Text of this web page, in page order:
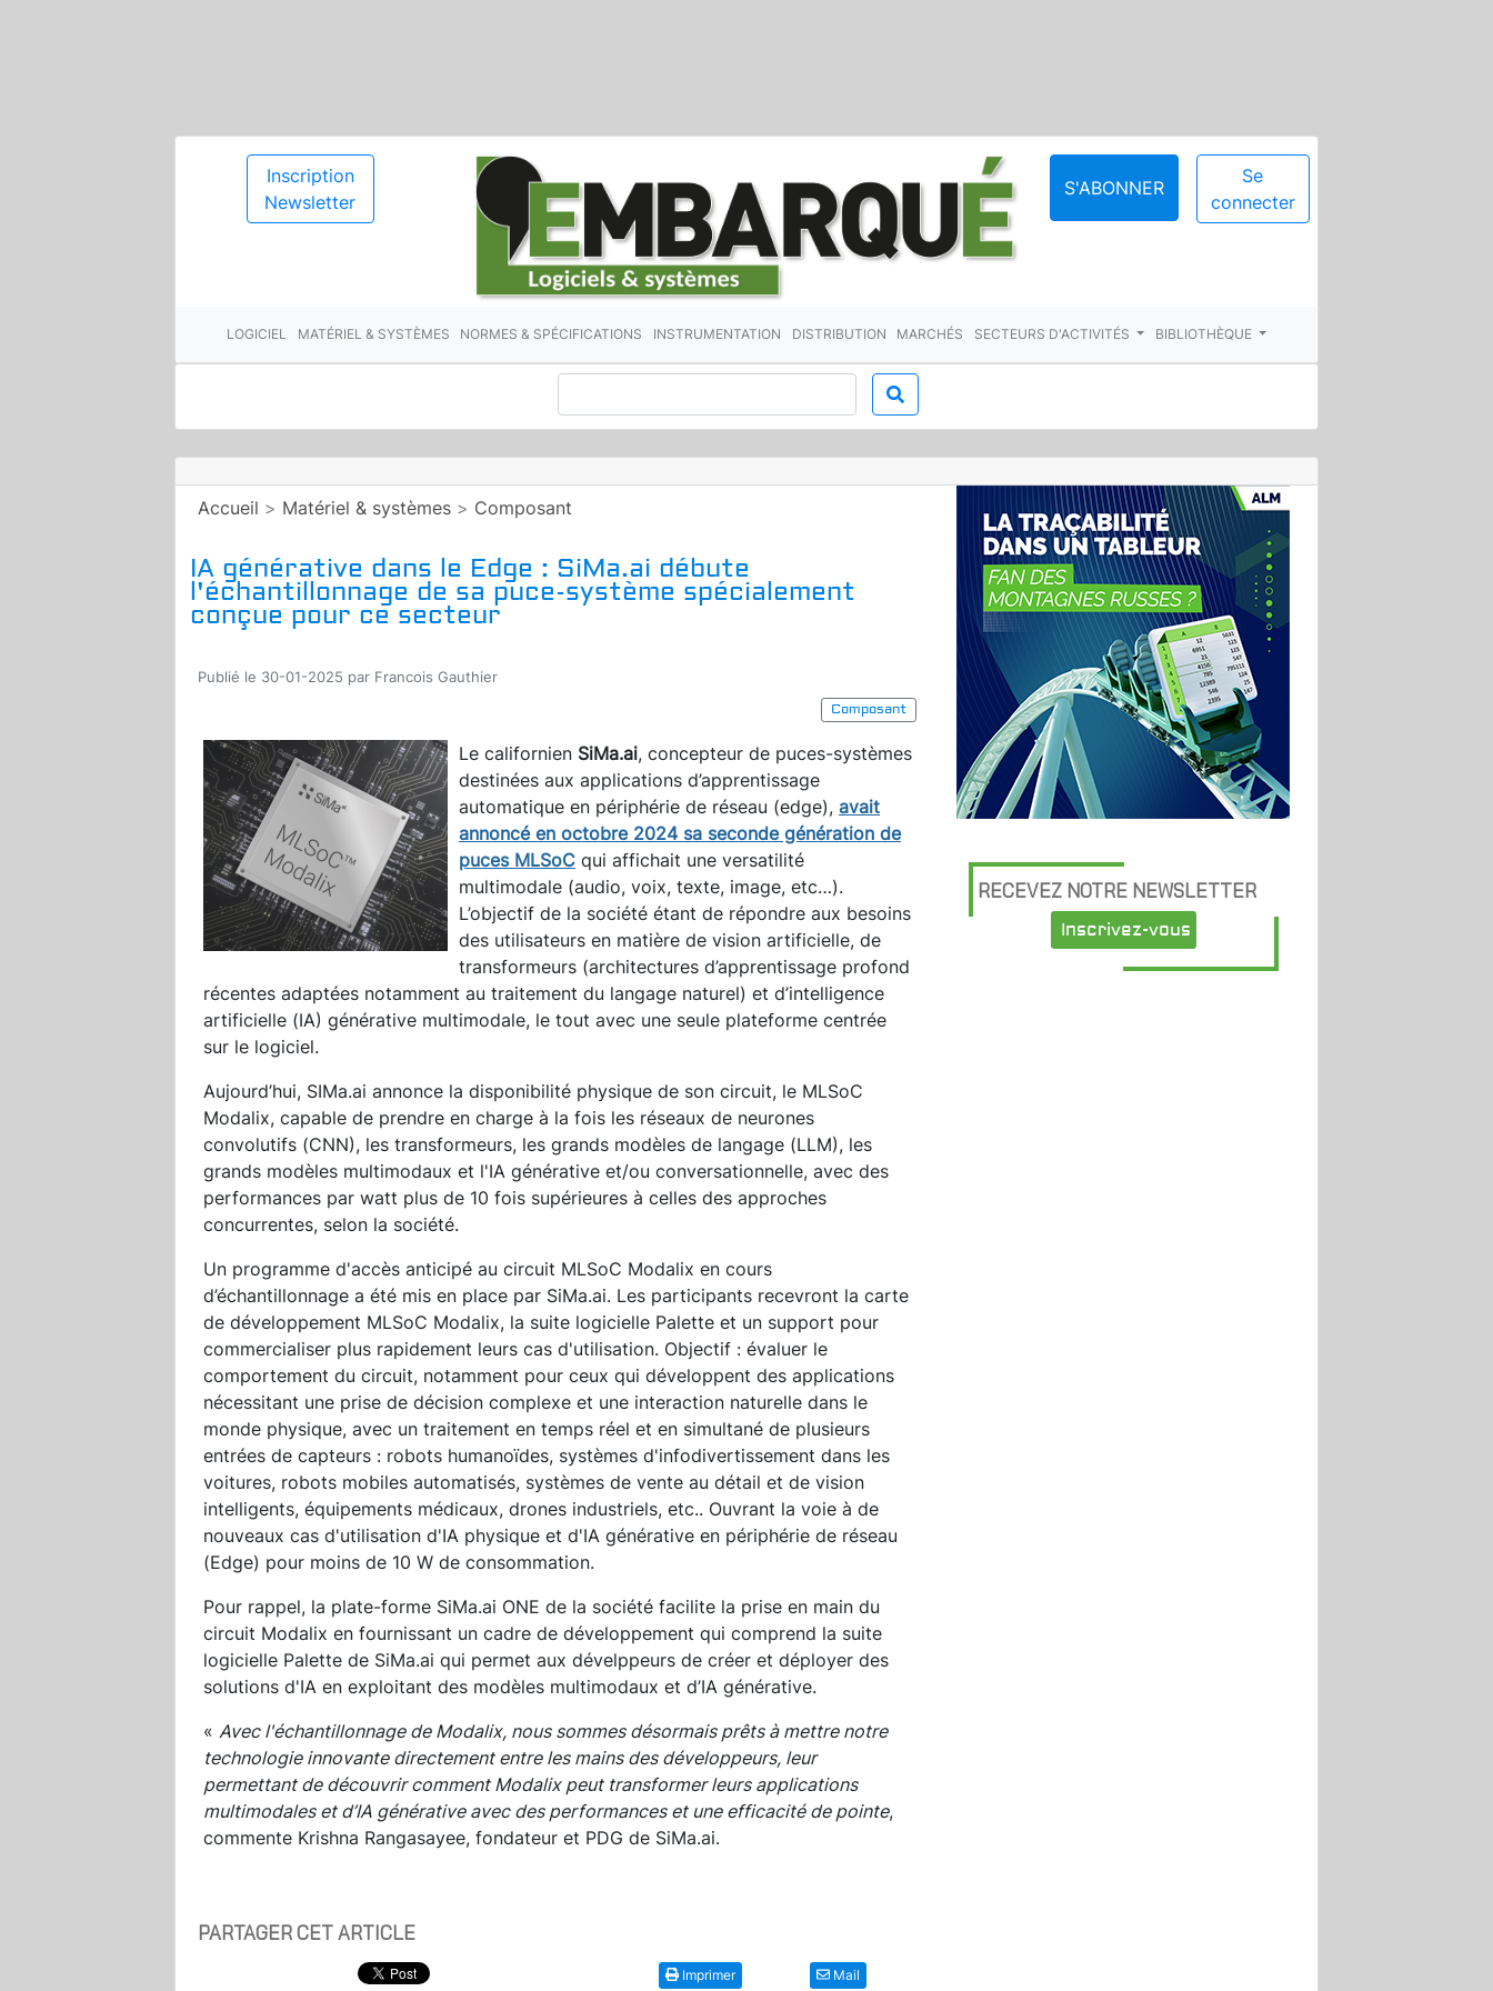
Inscription
Newsletter
S'ABONNER
Se
connecter
LOGICIEL MATÉRIEL & SYSTÈMES NORMES & SPÉCIFICATIONS INSTRUMENTATION DISTRIBUTION MARCHÉS SECTEURS D'ACTIVITÉS BIBLIOTHÈQUE
Accueil > Matériel & systèmes > Composant
IA générative dans le Edge : SiMa.ai débute
l'échantillonnage de sa puce-système spécialement
conçue pour ce secteur
Publié le 30-01-2025 par Francois Gauthier
Composant
Le californien SiMa.ai, concepteur de puces-systèmes
destinées aux applications d’apprentissage
automatique en périphérie de réseau (edge), avait
annoncé en octobre 2024 sa seconde génération de
puces MLSoC qui affichait une versatilité
multimodale (audio, voix, texte, image, etc…).
L’objectif de la société étant de répondre aux besoins
des utilisateurs en matière de vision artificielle, de
transformeurs (architectures d’apprentissage profond
récentes adaptées notamment au traitement du langage naturel) et d’intelligence
artificielle (IA) générative multimodale, le tout avec une seule plateforme centrée
sur le logiciel.
Aujourd’hui, SIMa.ai annonce la disponibilité physique de son circuit, le MLSoC
Modalix, capable de prendre en charge à la fois les réseaux de neurones
convolutifs (CNN), les transformeurs, les grands modèles de langage (LLM), les
grands modèles multimodaux et l'IA générative et/ou conversationnelle, avec des
performances par watt plus de 10 fois supérieures à celles des approches
concurrentes, selon la société.
Un programme d'accès anticipé au circuit MLSoC Modalix en cours
d’échantillonnage a été mis en place par SiMa.ai. Les participants recevront la carte
de développement MLSoC Modalix, la suite logicielle Palette et un support pour
commercialiser plus rapidement leurs cas d'utilisation. Objectif : évaluer le
comportement du circuit, notamment pour ceux qui développent des applications
nécessitant une prise de décision complexe et une interaction naturelle dans le
monde physique, avec un traitement en temps réel et en simultané de plusieurs
entrées de capteurs : robots humanoïdes, systèmes d'infodivertissement dans les
voitures, robots mobiles automatisés, systèmes de vente au détail et de vision
intelligents, équipements médicaux, drones industriels, etc.. Ouvrant la voie à de
nouveaux cas d'utilisation d'IA physique et d'IA générative en périphérie de réseau
(Edge) pour moins de 10 W de consommation.
Pour rappel, la plate-forme SiMa.ai ONE de la société facilite la prise en main du
circuit Modalix en fournissant un cadre de développement qui comprend la suite
logicielle Palette de SiMa.ai qui permet aux dévelppeurs de créer et déployer des
solutions d'IA en exploitant des modèles multimodaux et d’IA générative.
« Avec l'échantillonnage de Modalix, nous sommes désormais prêts à mettre notre
technologie innovante directement entre les mains des développeurs, leur
permettant de découvrir comment Modalix peut transformer leurs applications
multimodales et d’IA générative avec des performances et une efficacité de pointe,
commente Krishna Rangasayee, fondateur et PDG de SiMa.ai.
PARTAGER CET ARTICLE
Imprimer Mail
RECEVEZ NOTRE NEWSLETTER
Inscrivez-vous